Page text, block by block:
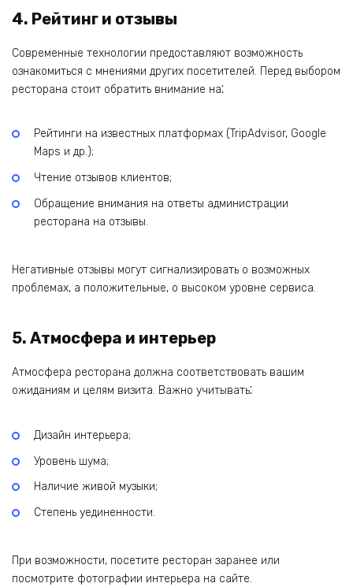
4. Рейтинг и отзывы
Современные технологии предоставляют возможность
ознакомиться с мнениями других посетителей. Перед выбором
ресторана стоит обратить внимание на⁚
Рейтинги на известных платформах (TripAdvisor‚ Google
Maps и др.);
Чтение отзывов клиентов;
Обращение внимания на ответы администрации
ресторана на отзывы.
Негативные отзывы могут сигнализировать о возможных
проблемах‚ а положительные, о высоком уровне сервиса.
5. Атмосфера и интерьер
Атмосфера ресторана должна соответствовать вашим
ожиданиям и целям визита. Важно учитывать⁚
Дизайн интерьера;
Уровень шума;
Наличие живой музыки;
Степень уединенности.
При возможности‚ посетите ресторан заранее или
посмотрите фотографии интерьера на сайте.